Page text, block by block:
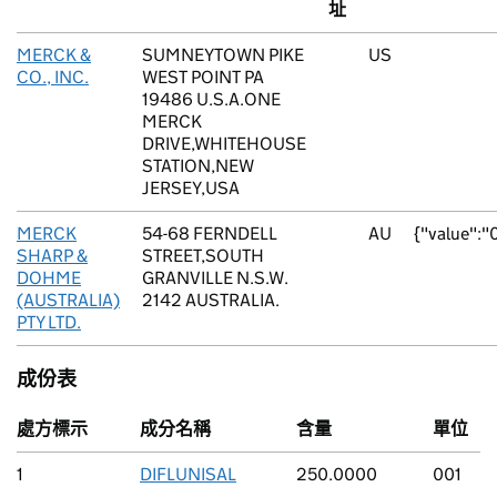
址
MERCK &
CO., INC.
SUMNEYTOWN PIKE
WEST POINT PA
19486 U.S.A.ONE
MERCK
DRIVE,WHITEHOUSE
STATION,NEW
JERSEY,USA
US
MERCK
SHARP &
DOHME
(AUSTRALIA)
PTY LTD.
54-68 FERNDELL
STREET,SOUTH
GRANVILLE N.S.W.
2142 AUSTRALIA.
AU
成份表
處方標示 成分名稱 含量 單位
1 DIFLUNISAL 250.0000 001